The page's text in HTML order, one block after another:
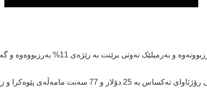
نەوتی برێنت بە رێژەی 11% بەرزبووەوە و گەیشتە 30 دۆلار و 45 سەنت.
مامەڵەی پێوەکرا و زیاتر لە 13% بەرزبووەوە.